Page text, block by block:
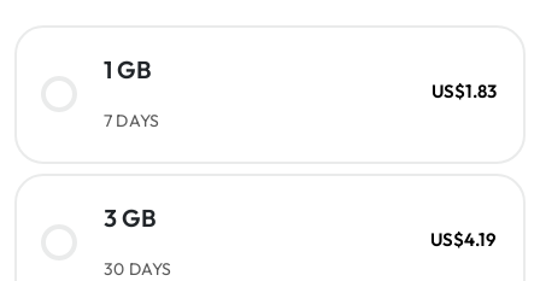
1 GB
7 DAYS
US$1.83
3 GB
30 DAYS
US$4.19